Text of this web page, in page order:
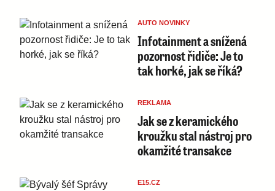
AUTO NOVINKY
Infotainment a snížená
pozornost řidiče: Je to
tak horké, jak se říká?
REKLAMA
Jak se z keramického
kroužku stal nástroj pro
okamžité transakce
E15.CZ